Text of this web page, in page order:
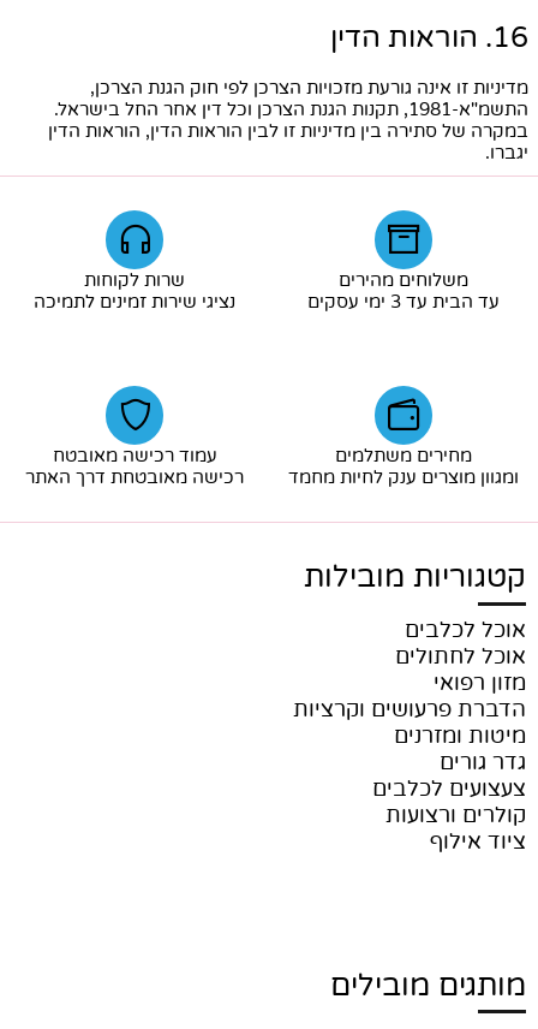
16. הוראות הדין
מדיניות זו אינה גורעת מזכויות הצרכן לפי חוק הגנת הצרכן,
התשמ"א-1981, תקנות הגנת הצרכן וכל דין אחר החל בישראל.
במקרה של סתירה בין מדיניות זו לבין הוראות הדין, הוראות הדין
יגברו.
משלוחים מהירים
עד הבית עד 3 ימי עסקים
שרות לקוחות
נציגי שירות זמינים לתמיכה
מחירים משתלמים
ומגוון מוצרים ענק לחיות מחמד
עמוד רכישה מאובטח
רכישה מאובטחת דרך האתר
קטגוריות מובילות
אוכל לכלבים
אוכל לחתולים
מזון רפואי
הדברת פרעושים וקרציות
מיטות ומזרנים
גדר גורים
צעצועים לכלבים
קולרים ורצועות
ציוד אילוף
מותגים מובילים